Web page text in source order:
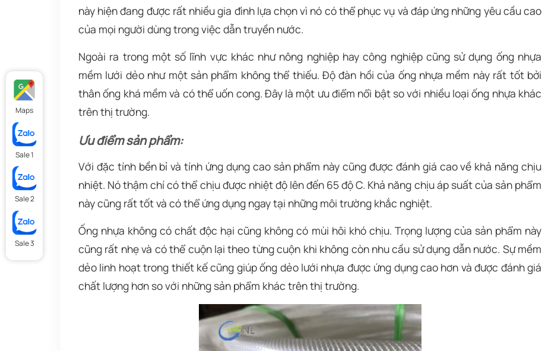
này hiện đang được rất nhiều gia đình lựa chọn vì nó có thể phục vụ và đáp ứng những yêu cầu cao
của mọi người dùng trong việc dẫn truyền nước.
Ngoài ra trong một số lĩnh vực khác như nông nghiệp hay công nghiệp cũng sử dụng ống nhựa
mềm lưới dẻo như một sản phẩm không thể thiếu. Độ đàn hồi của ống nhựa mềm này rất tốt bởi
thân ống khá mềm và có thể uốn cong. Đây là một ưu điểm nổi bật so với nhiều loại ống nhựa khác
trên thị trường.
Ưu điểm sản phẩm:
Với đặc tính bền bỉ và tính ứng dụng cao sản phẩm này cũng được đánh giá cao về khả năng chịu
nhiệt. Nó thậm chí có thể chịu được nhiệt độ lên đến 65 độ C. Khả năng chịu áp suất của sản phẩm
này cũng rất tốt và có thể ứng dụng ngay tại những môi trường khắc nghiệt.
Ống nhựa không có chất độc hại cũng không có mùi hôi khó chịu. Trọng lượng của sản phẩm này
cũng rất nhẹ và có thể cuộn lại theo từng cuộn khi không còn nhu cầu sử dụng dẫn nước. Sự mềm
dẻo linh hoạt trong thiết kế cũng giúp ống dẻo lưới nhựa được ứng dụng cao hơn và được đánh giá
chất lượng hơn so với những sản phẩm khác trên thị trường.
Maps
Sale 1
Sale 2
Sale 3